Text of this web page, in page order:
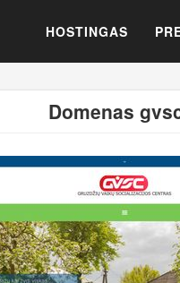
HOSTINGAS
Domenas